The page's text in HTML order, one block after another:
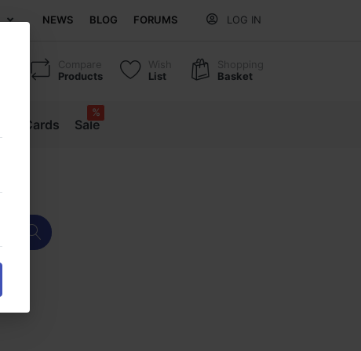
NEWS BLOG FORUMS LOG IN
Compare
Products
Wish
List
Shopping
Basket
Gift Cards Sale
%